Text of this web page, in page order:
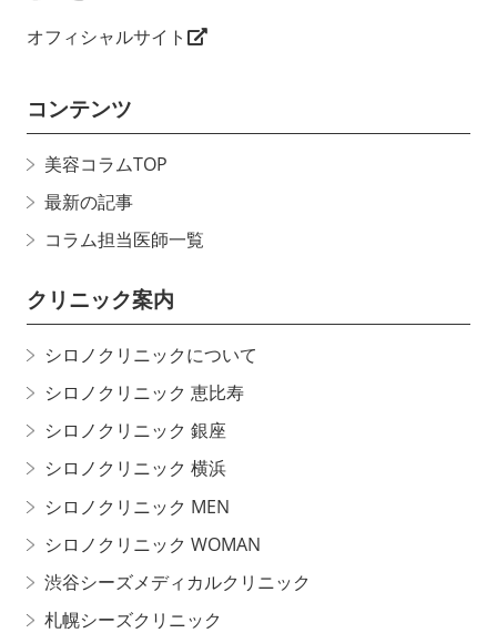
オフィシャルサイト
コンテンツ
美容コラムTOP
最新の記事
コラム担当医師一覧
クリニック案内
シロノクリニックについて
シロノクリニック 恵比寿
シロノクリニック 銀座
シロノクリニック 横浜
シロノクリニック MEN
シロノクリニック WOMAN
渋谷シーズメディカルクリニック
札幌シーズクリニック